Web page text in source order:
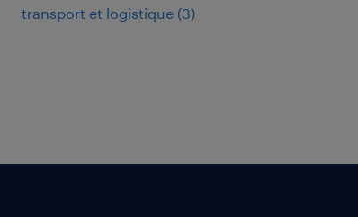
transport et logistique (3)